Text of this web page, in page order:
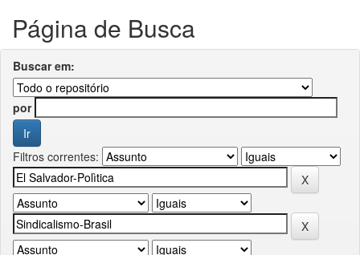
Página de Busca
Buscar em:
por
Filtros correntes: